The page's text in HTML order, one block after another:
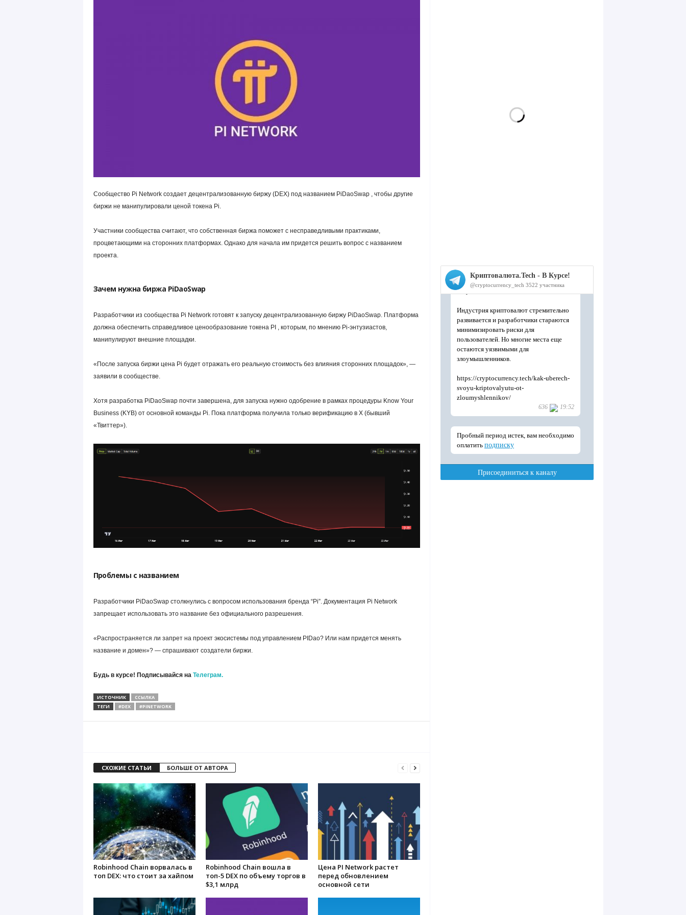
Сообщество Pi Network создает децентрализованную биржу (DEX) под названием PiDaoSwap , чтобы другие
биржи не манипулировали ценой токена Pi.
Участники сообщества считают, что собственная биржа поможет с несправедливыми практиками,
процветающими на сторонних платформах. Однако для начала им придется решить вопрос с названием
проекта.
Зачем нужна биржа PiDaoSwap
Разработчики из сообщества Pi Network готовят к запуску децентрализованную биржу PiDaoSwap. Платформа
должна обеспечить справедливое ценообразование токена PI , которым, по мнению Pi-энтузиастов,
манипулируют внешние площадки.
«После запуска биржи цена Pi будет отражать его реальную стоимость без влияния сторонних площадок», —
заявили в сообществе.
Хотя разработка PiDaoSwap почти завершена, для запуска нужно одобрение в рамках процедуры Know Your
Business (KYB) от основной команды Pi. Пока платформа получила только верификацию в Х (бывший
«Твиттер»).
Проблемы с названием
Разработчики PiDaoSwap столкнулись с вопросом использования бренда “Pi”. Документация Pi Network
запрещает использовать это название без официального разрешения.
«Распространяется ли запрет на проект экосистемы под управлением PIDao? Или нам придется менять
название и домен»? — спрашивают создатели биржи.
Будь в курсе! Подписывайся на Телеграм.
ИСТОЧНИК
ССЫЛКА
ТЕГИ
#DEX #PINETWORK
СХОЖИЕ СТАТЬИ БОЛЬШЕ ОТ АВТОРА
Robinhood Chain ворвалась в
топ DEX: что стоит за хайпом
Robinhood Chain вошла в
топ-5 DEX по объему торгов в
$3,1 млрд
Цена PI Network растет
перед обновлением
основной сети